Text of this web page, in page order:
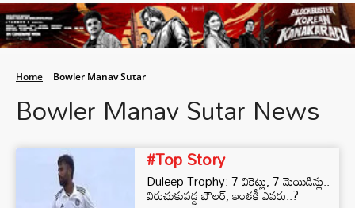
Home Bowler Manav Sutar
Bowler Manav Sutar News
#Top Story
Duleep Trophy: 7 వికెట్లు, 7 మెయిడిన్లు..
విరుచుకుపడ్డ బౌలర్, ఇంతకీ ఎవరు..?